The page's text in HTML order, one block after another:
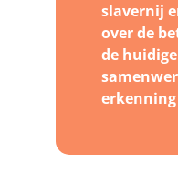
slavernij
over de
de